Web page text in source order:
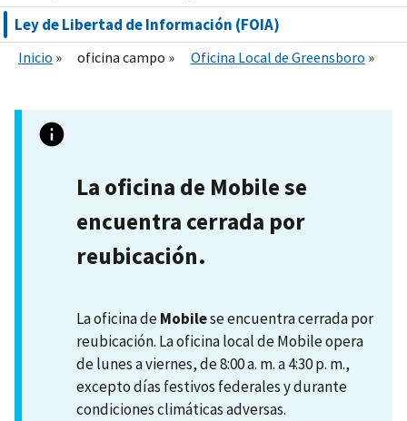
Ley de Libertad de Información (FOIA)
Inicio oficina campo Oficina Local de Greensboro
La oficina de Mobile se
encuentra cerrada por
reubicación.
La oficina deMobilese encuentra cerrada por
reubicación. La oficina local de Mobile opera
de lunes a viernes, de 8:00 a. m. a 4:30 p. m.,
excepto días festivos federales y durante
condiciones climáticas adversas.